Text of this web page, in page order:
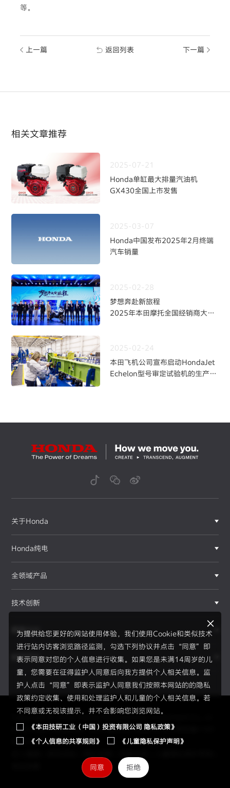
等。
上一篇 返回列表 下一篇
相关文章推荐
2025-07-21
Honda单缸最大排量汽油机
GX430全国上市发售
2025-03-07
Honda中国发布2025年2月终端
汽车销量
2025-02-28
梦想奔赴新旅程
2025年本田摩托全国经销商大会
2025-02-24
本田飞机公司宣布启动HondaJet
Echelon型号审定试验机的生产
为提供给您更好的网站使用体验，我们使用Cookie和类似技术
进行站内访客浏览路径监测，勾选下列协议并点击“同意”即
表示同意对您的个人信息进行收集。如果您是未满14周岁的儿
童，您需要在征得监护人同意后向我方提供个人相关信息。监
护人点击“同意”即表示监护人同意我们按照本网站的的隐私
政策约定收集、使用和处理监护人和儿童的个人相关信息。若
不同意或无视该提示，并不会影响您浏览网站。
《本田技研工业（中国）投资有限公司 隐私政策》
《个人信息的共享规则》
《儿童隐私保护声明》
同意 拒绝
关于Honda
Honda纯电
全领域产品
技术创新
赛事运动
新闻资讯
Copyright © 2026 Honda Motor(China) Investment Co., Lt
d. All Right Reserved.京ICP备05023886号 京公网安备1101
0502034595号
F1®赛事
2026赛季、新规则、新伙伴、全新H标识